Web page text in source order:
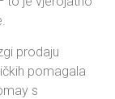
prodaju
pomagala
s